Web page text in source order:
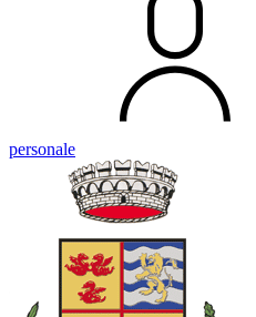
personale